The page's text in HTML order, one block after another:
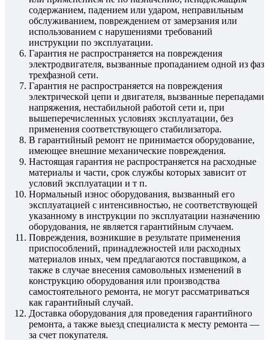
содержанием, падением или ударом, неправильным
обслуживанием, повреждением от замерзания или
использованием с нарушениями требований
инструкции по эксплуатации.
Гарантия не распространяется на повреждения
электродвигателя, вызванные пропаданием одной из фаз
трехфазной сети.
Гарантия не распространяется на повреждения
электрической цепи и двигателя, вызванные перепадами
напряжения, нестабильной работой сети и, при
вышеперечисленных условиях эксплуатации, без
применения соответствующего стабилизатора.
В гарантийный ремонт не принимается оборудование,
имеющее внешние механические повреждения.
Настоящая гарантия не распространяется на расходные
материалы и части, срок службы которых зависит от
условий эксплуатации и т п.
Нормальный износ оборудования, вызванный его
эксплуатацией с интенсивностью, не соответствующей
указанному в инструкции по эксплуатации назначению
оборудования, не является гарантийным случаем.
Повреждения, возникшие в результате применения
приспособлений, принадлежностей или расходных
материалов иных, чем предлагаются поставщиком, а
также в случае внесения самовольных изменений в
конструкцию оборудования или производства
самостоятельного ремонта, не могут рассматриваться
как гарантийный случай.
Доставка оборудования для проведения гарантийного
ремонта, а также выезд специалиста к месту ремонта —
за счет покупателя.